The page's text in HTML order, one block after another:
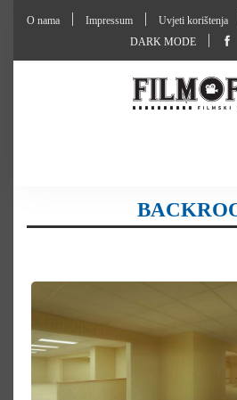
O nama Impressum Uvjeti korištenja
DARK MODE